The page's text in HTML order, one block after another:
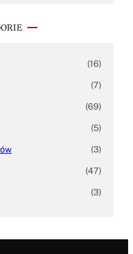
(16)
(7)
(69)
(5)
(3)
(47)
(3)